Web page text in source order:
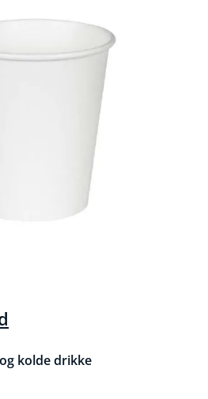
kolde drikke